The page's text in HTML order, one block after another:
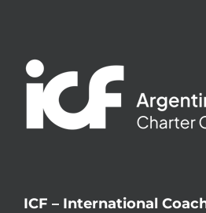
ICF – International